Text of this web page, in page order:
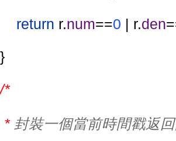
return r.num==0 | r.den
}
/*
* 封裝一個當前時間戳返